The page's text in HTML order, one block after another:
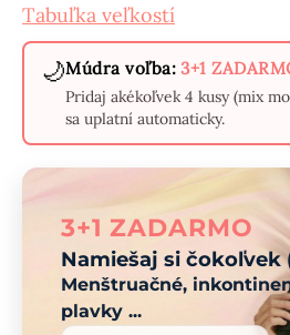
Tabuľka veľkostí
🌙Múdra voľba: 3+1
Pridaj akékoľvek 4 kusy (mix
sa uplatní automaticky.
3+1 ZADARMO
Namiešaj si čokoľvek
Menštruačné,
plavky ...